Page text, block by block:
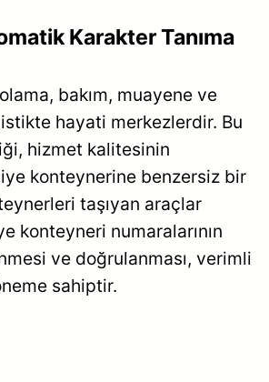
Karakter Tanıma
bakım, muayene ve
hayati merkezlerdir. Bu
hizmet kalitesinin
konteynerine benzersiz bir
taşıyan araçlar
konteyneri numaralarının
ve doğrulanması, verimli
sahiptir.